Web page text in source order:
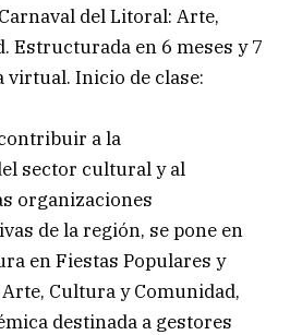
del Litoral: Arte,
Estructurada en 6 meses y 7
virtual. Inicio de clase:
a la
sector cultural y al
organizaciones
de la región, se pone en
en Fiestas Populares y
Cultura y Comunidad,
destinada a gestores